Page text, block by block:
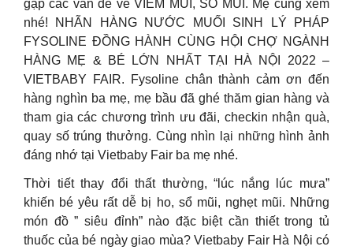
gặp các vấn đề về VIÊM MŨI, SỔ MŨI. Mẹ cùng xem
nhé! NHÃN HÀNG NƯỚC MUỐI SINH LÝ PHÁP
FYSOLINE ĐỒNG HÀNH CÙNG HỘI CHỢ NGÀNH
HÀNG MẸ & BÉ LỚN NHẤT TẠI HÀ NỘI 2022 –
VIETBABY FAIR. Fysoline chân thành cảm ơn đến
hàng nghìn ba mẹ, mẹ bầu đã ghé thăm gian hàng và
tham gia các chương trình ưu đãi, checkin nhận quà,
quay số trúng thưởng. Cùng nhìn lại những hình ảnh
đáng nhớ tại Vietbaby Fair ba mẹ nhé.
Thời tiết thay đổi thất thường, “lúc nắng lúc mưa”
khiến bé yêu rất dễ bị ho, sổ mũi, nghẹt mũi. Những
món đồ ” siêu đỉnh” nào đặc biệt cần thiết trong tủ
thuốc của bé ngày giao mùa? Vietbaby Fair Hà Nội có